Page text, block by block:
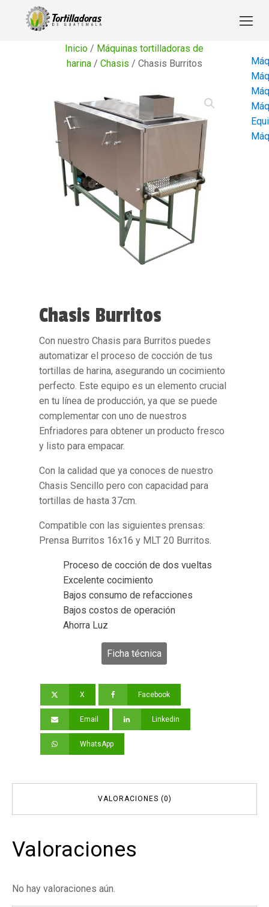
Inicio / Máquinas tortilladoras de
harina/ Chasis / Chasis Burritos
Chasis Burritos
Con nuestro Chasis para Burritos puedes
automatizar el proceso de cocción de tus
tortillas de harina, asegurando un cocimiento
perfecto. Este equipo es un elemento crucial
en tu línea de producción, ya que se puede
complementar con uno de nuestros
Enfriadores para obtener un producto fresco
y listo para empacar.
Con la calidad que ya conoces de nuestro
Chasis Sencillo pero con capacidad para
tortillas de hasta 37cm.
Compatible con las siguientes prensas:
Prensa Burritos 16x16 y MLT 20 Burritos.
Proceso de cocción de dos vueltas
Excelente cocimiento
Bajos consumo de refacciones
Bajos costos de operación
Ahorra Luz
Ficha técnica
X Facebook
Email Linkedin
WhatsApp
VALORACIONES (0)
Valoraciones
No hay valoraciones aún.